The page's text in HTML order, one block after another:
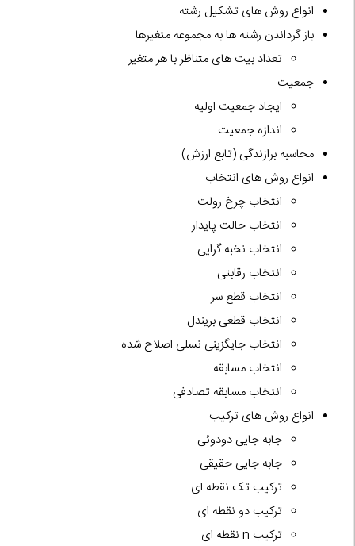
انواع روش های تشکیل رشته
باز گرداندن رشته ها به مجموعه متغیرها
تعداد بیت های متناظر با هر متغیر
جمعیت
ایجاد جمعیت اولیه
اندازه جمعیت
محاسبه برازندگی (تابع ارزش)
انواع روش های انتخاب
انتخاب چرخ رولت
انتخاب حالت پایدار
انتخاب نخبه گرایی
انتخاب رقابتی
انتخاب قطع سر
انتخاب قطعی بریندل
انتخاب جایگزینی نسلی اصلاح شده
انتخاب مسابقه
انتخاب مسابقه تصادفی
انواع روش های ترکیب
جابه جایی دودوئی
جابه جایی حقیقی
ترکیب تک نقطه ای
ترکیب دو نقطه ای
ترکیب n نقطه ای